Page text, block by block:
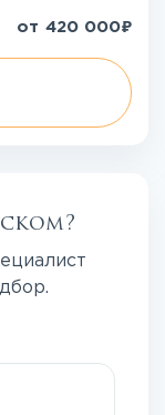
от 420 000₽